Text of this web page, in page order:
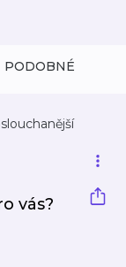
PODOBNÉ
vás?